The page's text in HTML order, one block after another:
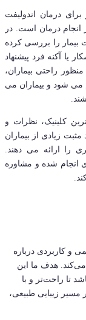
درمان اندولیفت
انجام درمان است. در
را بررسی کرده
یا آکنه فرد پیشنهاد
راحتی بیماران،
می شود و بیماران می
کلینیک، نظرات و
زیادی از بیماران
را ارائه می دهند.
انجام شده و مشاوره
و کاربردی درباره
هدف ما این
تا راحت‌تر و با
مسیر زیبایی طبیعی،